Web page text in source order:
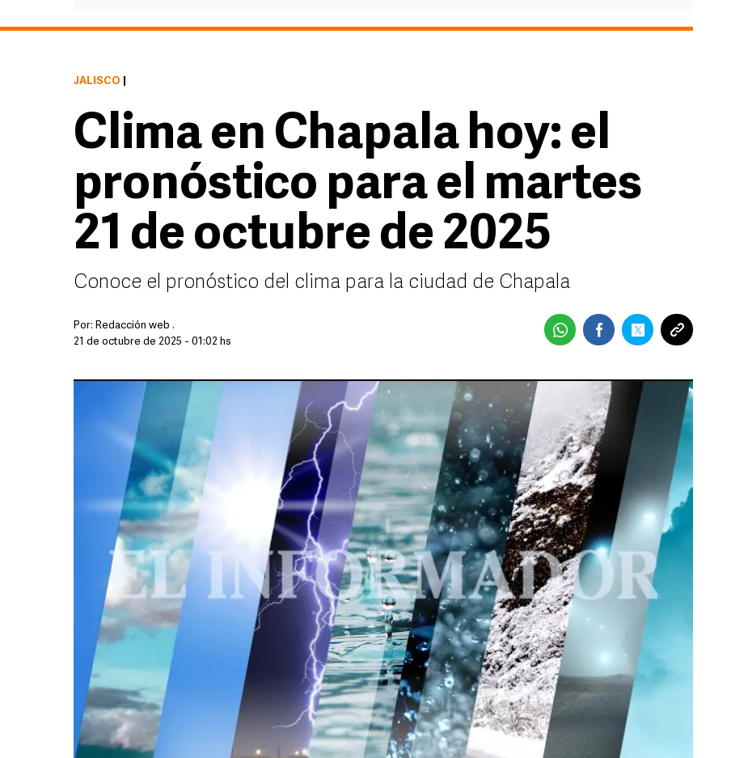
JALISCO
Clima en Chapala hoy: el
pronóstico para el martes
21 de octubre de 2025
Conoce el pronóstico del clima para la ciudad de Chapala
Por: Redacción web .
21 de octubre de 2025 - 01:02 hs